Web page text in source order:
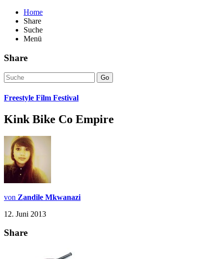
Home
Share
Suche
Menü
Share
Go
Freestyle Film Festival
Kink Bike Co Empire
von Zandile Mkwanazi
12. Juni 2013
Share